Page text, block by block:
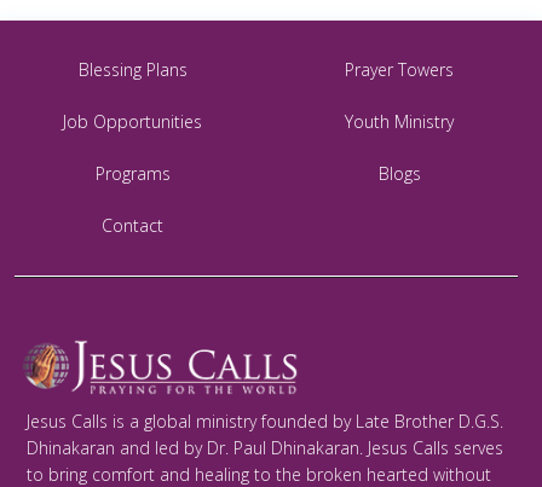
Blessing Plans Prayer Towers
Job Opportunities Youth Ministry
Programs Blogs
Contact
Jesus Calls is a global ministry founded by Late Brother D.G.S.
Dhinakaran and led by Dr. Paul Dhinakaran. Jesus Calls serves
to bring comfort and healing to the broken hearted without